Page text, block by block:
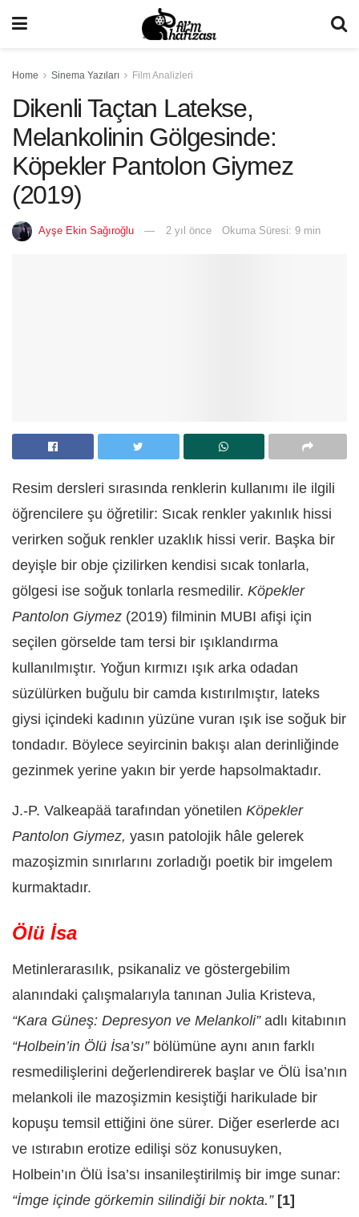
Home Sinema Yazıları Film Analizleri
Dikenli Taçtan Latekse,
Melankolinin Gölgesinde:
Köpekler Pantolon Giymez
(2019)
Ayşe Ekin Sağıroğlu 2 yıl önce Okuma Süresi: 9 min
Resim dersleri sırasında renklerin kullanımı ile ilgili
öğrencilere şu öğretilir: Sıcak renkler yakınlık hissi
verirken soğuk renkler uzaklık hissi verir. Başka bir
deyişle bir obje çizilirken kendisi sıcak tonlarla,
gölgesi ise soğuk tonlarla resmedilir. Köpekler
Pantolon Giymez (2019) filminin MUBI afişi için
seçilen görselde tam tersi bir ışıklandırma
kullanılmıştır. Yoğun kırmızı ışık arka odadan
süzülürken buğulu bir camda kıstırılmıştır, lateks
giysi içindeki kadının yüzüne vuran ışık ise soğuk bir
tondadır. Böylece seyircinin bakışı alan derinliğinde
gezinmek yerine yakın bir yerde hapsolmaktadır.
J.-P. Valkeapää tarafından yönetilen Köpekler
Pantolon Giymez, yasın patolojik hâle gelerek
mazoşizmin sınırlarını zorladığı poetik bir imgelem
kurmaktadır.
Ölü İsa
Metinlerarasılık, psikanaliz ve göstergebilim
alanındaki çalışmalarıyla tanınan Julia Kristeva,
“Kara Güneş: Depresyon ve Melankoli”adlı kitabının
“Holbein’in Ölü İsa’sı”bölümüne aynı anın farklı
resmedilişlerini değerlendirerek başlar ve Ölü İsa’nın
melankoli ile mazoşizmin kesiştiği harikulade bir
kopuşu temsil ettiğini öne sürer. Diğer eserlerde acı
ve ıstırabın erotize edilişi söz konusuyken,
Holbein’ın Ölü İsa’sı insanileştirilmiş bir imge sunar:
“İmge içinde görkemin silindiği bir nokta.” [1]